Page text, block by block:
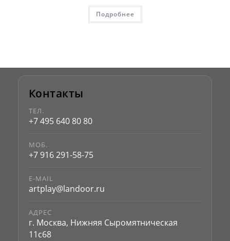
Подробнее
Контакты
ТЕЛ.
+7 495 640 80 80
МОБ.
+7 916 291-58-75
E-MAIL
artplay@landoor.ru
АДРЕС
г. Москва, Нижняя Сыромятническая
11с68